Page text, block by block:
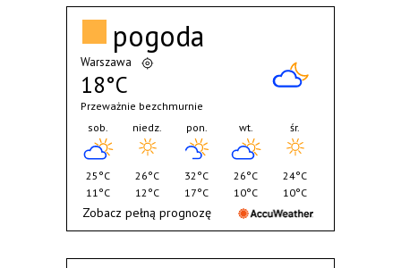
pogoda
Warszawa
18°C
Przeważnie bezchmurnie
sob.
25°C
11°C
niedz.
26°C
12°C
pon.
32°C
17°C
wt.
26°C
10°C
śr.
24°C
10°C
Zobacz pełną prognozę